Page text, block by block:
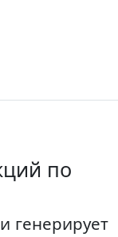
по
генерирует